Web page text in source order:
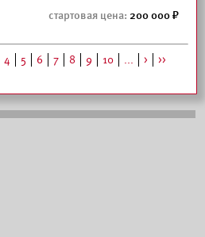
200 000
4 5 6 7 8 9 10 ... >
>>